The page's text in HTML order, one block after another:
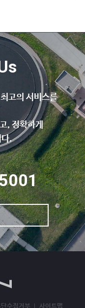
고의 서비스를
, 정확하게
.
수집거부 사이트맵